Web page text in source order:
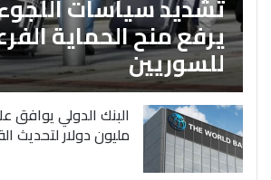
يرفع منح الحماية
للسوريين
مليون دولار لتحديث